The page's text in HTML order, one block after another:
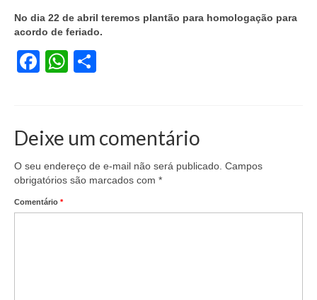
DENÚNCIAS
SERVIÇOS
Homologações
Jurídico
No dia 22 de abril teremos plantão para homologação para
acordo de feriado.
Facebook
WhatsApp
Deixe um comentário
O seu endereço de e-mail não será publicado. Campos
obrigatórios são marcados com *
Comentário *